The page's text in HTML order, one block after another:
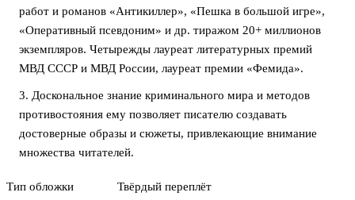
работ и романов «Антикиллер», «Пешка в большой игре»,
«Оперативный псевдоним» и др. тиражом 20+ миллионов
экземпляров. Четырежды лауреат литературных премий
МВД СССР и МВД России, лауреат премии «Фемида».
3. Доскональное знание криминального мира и методов
противостояния ему позволяет писателю создавать
достоверные образы и сюжеты, привлекающие внимание
множества читателей.
Тип обложки
Твёрдый переплёт